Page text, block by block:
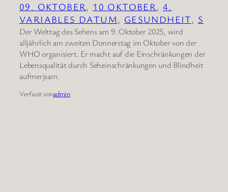
09. OKTOBER, 10 OKTOBER, 4.
VARIABLES DATUM , GESUNDHEIT, S
Der Welttag des Sehens am 9. Oktober 2025, wird
alljährlich am zweiten Donnerstag im Oktober von der
WHO organisiert. Er macht auf die Einschränkungen der
Lebensqualität durch Seheinschränkungen und Blindheit
aufmerjsam.
Verfasst vonadmin